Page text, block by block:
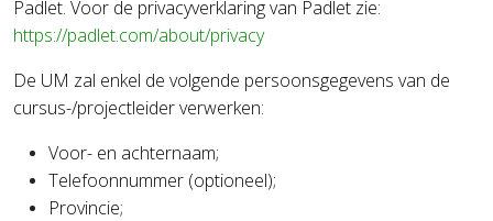
Padlet. Voor de privacyverklaring van Padlet zie:
https://padlet.com/about/privacy
De UM zal enkel de volgende persoonsgegevens van de
cursus-/projectleider verwerken:
Voor- en achternaam;
Telefoonnummer (optioneel);
Provincie;